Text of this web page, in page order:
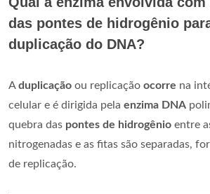
das pontes de hidrogênio
duplicação do DNA?
Aduplicação ou replicação ocorre na
celular e é dirigida pela enzima DNA
quebra das pontes de hidrogênio entre
nitrogenadas e as fitas são separadas,
de replicação.